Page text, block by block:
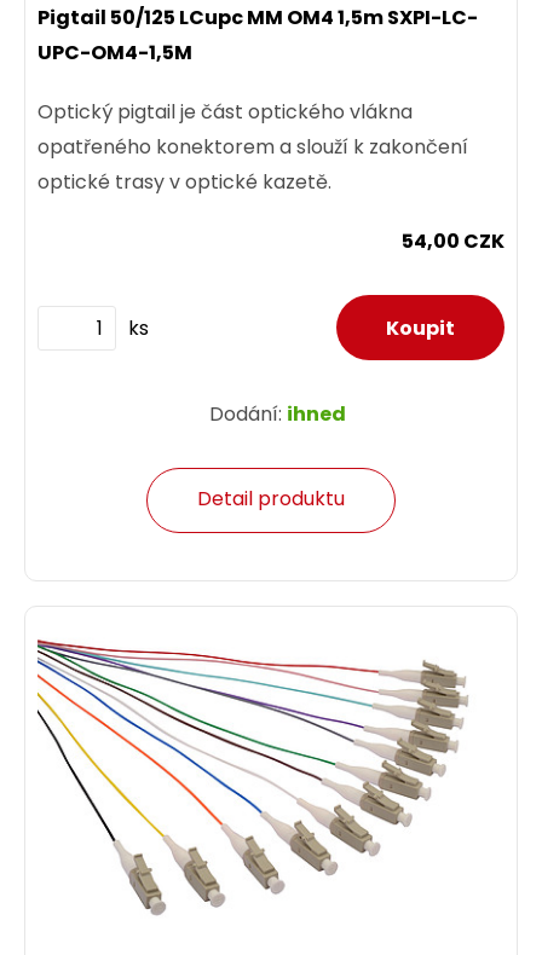
Pigtail 50/125 LCupc MM OM4 1,5m SXPI-LC-
UPC-OM4-1,5M
Optický pigtail je část optického vlákna
opatřeného konektorem a slouží k zakončení
optické trasy v optické kazetě.
54,00 CZK
ks
Dodání: ihned
Detail produktu